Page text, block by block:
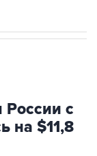
с
на $11,8